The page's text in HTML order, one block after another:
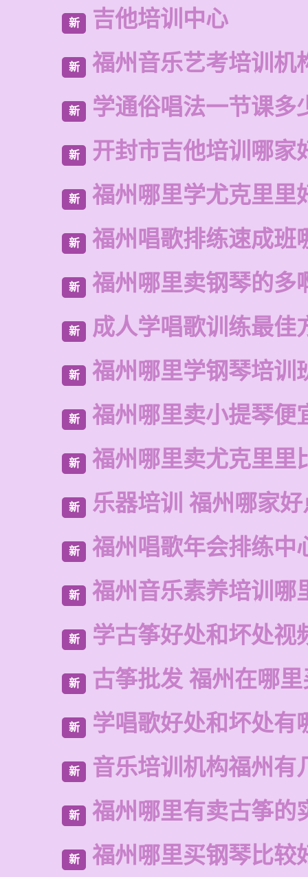
新 吉他培训中心
新 福州音乐艺考培训机
新 学通俗唱法一节课多
新 开封市吉他培训哪家
新 福州哪里学尤克里里
新 福州唱歌排练速成班
新 福州哪里卖钢琴的多
新 成人学唱歌训练最佳
新 福州哪里学钢琴培训
新 福州哪里卖小提琴便
新 福州哪里卖尤克里里
新 乐器培训 福州哪家好
新 福州唱歌年会排练中
新 福州音乐素养培训哪
新 学古筝好处和坏处视
新 古筝批发 福州在哪
新 学唱歌好处和坏处有
新 音乐培训机构福州有
新 福州哪里有卖古筝的
新 福州哪里买钢琴比较